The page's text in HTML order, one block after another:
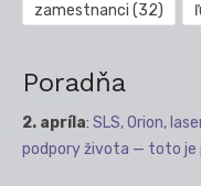
zamestnanci (32)
Poradňa
2. apríla: SLS, Orion,
podpory života — toto je